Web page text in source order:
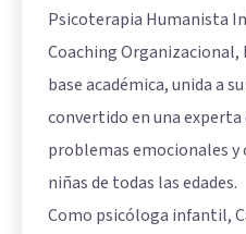
Psicoterapia Humanista
Coaching Organizacional,
base académica, unida a
convertido en una
problemas emocionales y
niñas de todas las edades.
Como psicóloga infantil,